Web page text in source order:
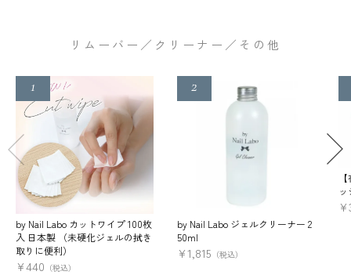
リムーバー／クリーナー／その他
by Nail Labo カットワイプ 100枚
入 日本製 （未硬化ジェルの拭き
取りに便利）
¥440 （税込）
by Nail Labo ジェルクリーナー 2
50ml
¥1,815 （税込）
¥